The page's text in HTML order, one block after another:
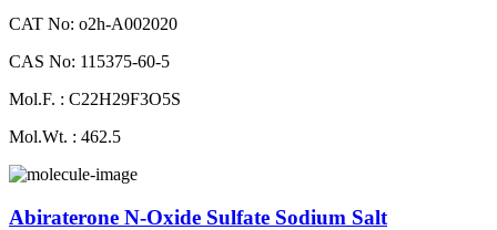
CAT No: o2h-A002020
CAS No: 115375-60-5
Mol.F. : C22H29F3O5S
Mol.Wt. : 462.5
Abiraterone N-Oxide Sulfate Sodium Salt